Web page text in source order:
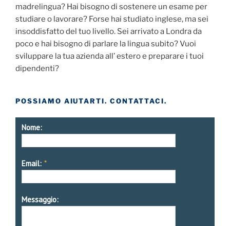
madrelingua? Hai bisogno di sostenere un esame per
studiare o lavorare? Forse hai studiato inglese, ma sei
insoddisfatto del tuo livello. Sei arrivato a Londra da
poco e hai bisogno di parlare la lingua subito? Vuoi
sviluppare la tua azienda all’ estero e preparare i tuoi
dipendenti?
POSSIAMO AIUTARTI. CONTATTACI.
Nome:
Email: *
Messaggio: